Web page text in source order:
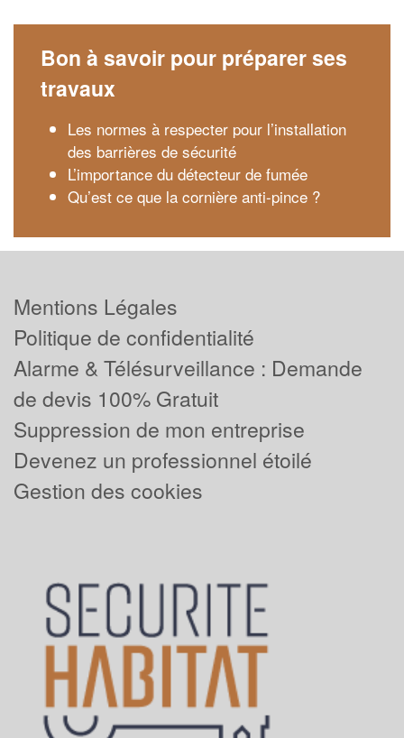
Bon à savoir pour préparer ses
travaux
Les normes à respecter pour l’installation
des barrières de sécurité
L’importance du détecteur de fumée
Qu’est ce que la cornière anti-pince ?
Mentions Légales
Politique de confidentialité
Alarme & Télésurveillance : Demande
de devis 100% Gratuit
Suppression de mon entreprise
Devenez un professionnel étoilé
Gestion des cookies